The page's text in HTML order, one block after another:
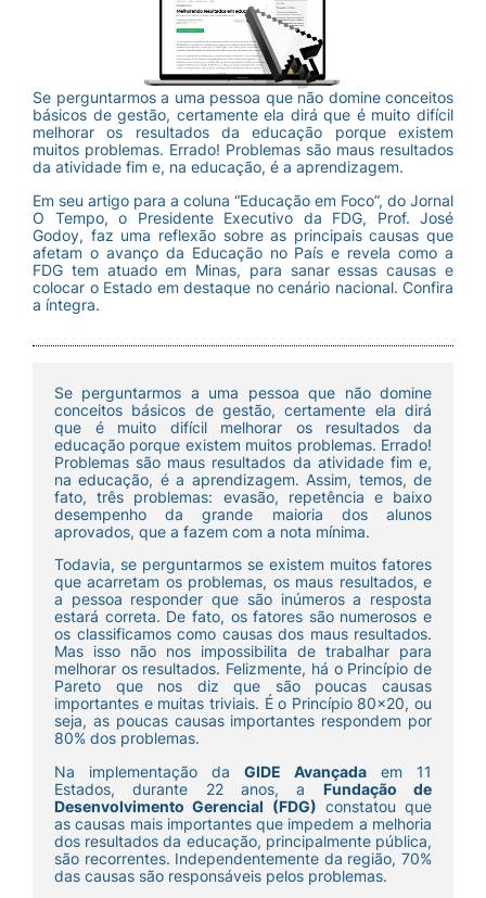
Se perguntarmos a uma pessoa que não domine conceitos
básicos de gestão, certamente ela dirá que é muito difícil
melhorar os resultados da educação porque existem
muitos problemas. Errado! Problemas são maus resultados
da atividade fim e, na educação, é a aprendizagem.
Em seu artigo para a coluna “Educação em Foco”, do Jornal
O Tempo, o Presidente Executivo da FDG, Prof. José
Godoy, faz uma reflexão sobre as principais causas que
afetam o avanço da Educação no País e revela como a
FDG tem atuado em Minas, para sanar essas causas e
colocar o Estado em destaque no cenário nacional. Confira
a íntegra.
Se perguntarmos a uma pessoa que não domine
conceitos básicos de gestão, certamente ela dirá
que é muito difícil melhorar os resultados da
educação porque existem muitos problemas. Errado!
Problemas são maus resultados da atividade fim e,
na educação, é a aprendizagem. Assim, temos, de
fato, três problemas: evasão, repetência e baixo
desempenho da grande maioria dos alunos
aprovados, que a fazem com a nota mínima.
Todavia, se perguntarmos se existem muitos fatores
que acarretam os problemas, os maus resultados, e
a pessoa responder que são inúmeros a resposta
estará correta. De fato, os fatores são numerosos e
os classificamos como causas dos maus resultados.
Mas isso não nos impossibilita de trabalhar para
melhorar os resultados. Felizmente, há o Princípio de
Pareto que nos diz que são poucas causas
importantes e muitas triviais. É o Princípio 80×20, ou
seja, as poucas causas importantes respondem por
80% dos problemas.
Na implementação da GIDE Avançada em 11
Estados, durante 22 anos, a Fundação de
Desenvolvimento Gerencial (FDG) constatou que
as causas mais importantes que impedem a melhoria
dos resultados da educação, principalmente pública,
são recorrentes. Independentemente da região, 70%
das causas são responsáveis pelos problemas.